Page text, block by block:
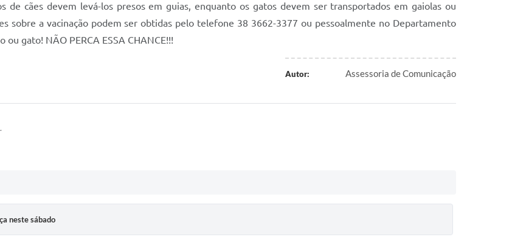
de cães devem levá-los presos em guias, enquanto os gatos devem ser transportados em gaiolas ou
sobre a vacinação podem ser obtidas pelo telefone 38 3662-3377 ou pessoalmente no Departamento
gato! NÃO PERCA ESSA CHANCE!!!
Autor: Assessoria de Comunicação
neste sábado